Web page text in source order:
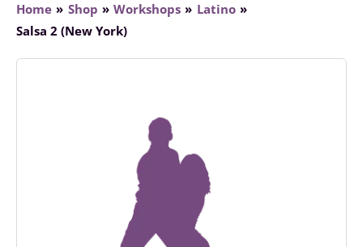
Home Shop Workshops
Latino
Salsa 2 (New York)